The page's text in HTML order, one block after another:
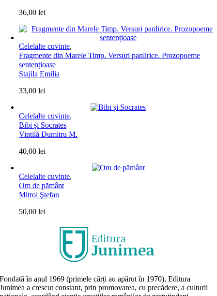
36,00lei
Celelalte cuvinte,
Fragmente din Marele Timp. Versuri panlirice. Prozopoeme
sentențioase
Stajila Emilia
33,00lei
Celelalte cuvinte,
Bibi și Socrates
Vintilă Dumitru M.
40,00lei
Celelalte cuvinte,
Om de pământ
Mitroi Ştefan
50,00lei
Fondată în anul 1969 (primele cărți au apărut în 1970), Editura
Junimea a crescut constant, prin promovarea, cu precădere, a culturii